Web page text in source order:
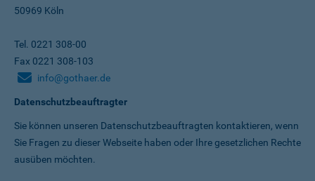
50969 Köln
Tel. 0221 308-00
Fax 0221 308-103
info@gothaer.de
Datenschutzbeauftragter
Sie können unseren Datenschutz­beauftragten kontaktieren, wenn
Sie Fragen zu dieser Webseite haben oder Ihre gesetzlichen Rechte
ausüben möchten.